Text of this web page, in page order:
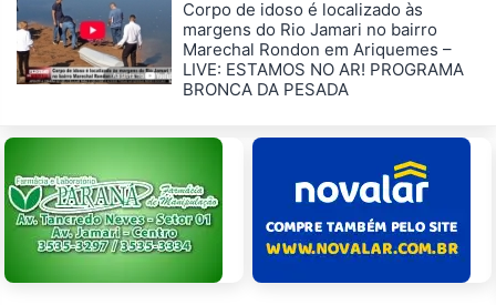
Corpo de idoso é localizado às
margens do Rio Jamari no bairro
Marechal Rondon em Ariquemes –
LIVE: ESTAMOS NO AR! PROGRAMA
BRONCA DA PESADA